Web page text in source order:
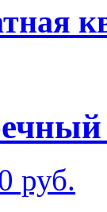
руб.